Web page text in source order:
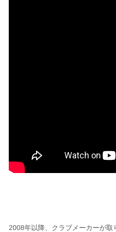
2008年以降、クラブメーカーが